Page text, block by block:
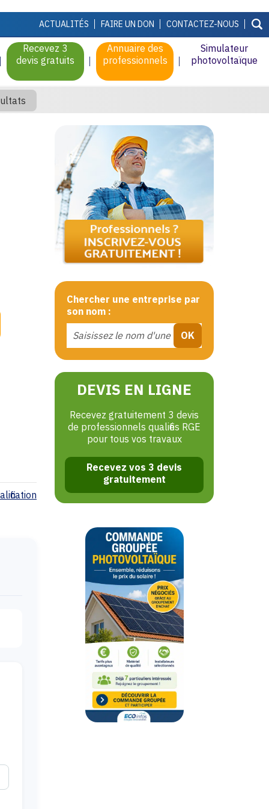
ACTUALITÉS FAIRE UN DON CONTACTEZ-NOUS
Recevez 3
devis gratuits
Annuaire des
professionnels
Simulateur
photovoltaïque
Chercher une entreprise par
son nom :
DEVIS EN LIGNE
Recevez gratuitement 3 devis
de professionnels qualifiés RGE
pour tous vos travaux
Recevez vos 3 devis
gratuitement